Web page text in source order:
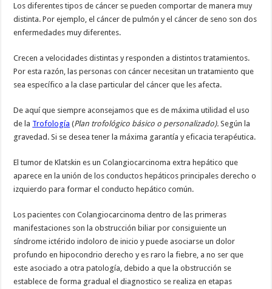
Los diferentes tipos de cáncer se pueden comportar de manera muy
distinta. Por ejemplo, el cáncer de pulmón y el cáncer de seno son dos
enfermedades muy diferentes.
Crecen a velocidades distintas y responden a distintos tratamientos.
Por esta razón, las personas con cáncer necesitan un tratamiento que
sea específico a la clase particular del cáncer que les afecta.
De aquí que siempre aconsejamos que es de máxima utilidad el uso
de la Trofología (Plan trofológico básico o personalizado).Según la
gravedad. Si se desea tener la máxima garantía y eficacia terapéutica.
El tumor de Klatskin es un Colangiocarcinoma extra hepático que
aparece en la unión de los conductos hepáticos principales derecho o
izquierdo para formar el conducto hepático común.
Los pacientes con Colangiocarcinoma dentro de las primeras
manifestaciones son la obstrucción biliar por consiguiente un
síndrome ictérido indoloro de inicio y puede asociarse un dolor
profundo en hipocondrio derecho y es raro la fiebre, a no ser que
este asociado a otra patología, debido a que la obstrucción se
establece de forma gradual el diagnostico se realiza en etapas